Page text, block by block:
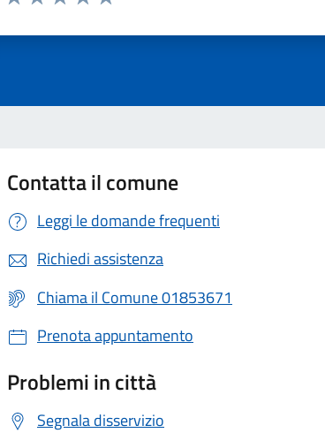
Contatta il comune
Leggi le domande frequenti
Richiedi assistenza
Chiama il Comune 01853671
Prenota appuntamento
Problemi in città
Segnala disservizio